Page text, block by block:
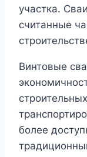
участка.
считанные
Винтовые
более